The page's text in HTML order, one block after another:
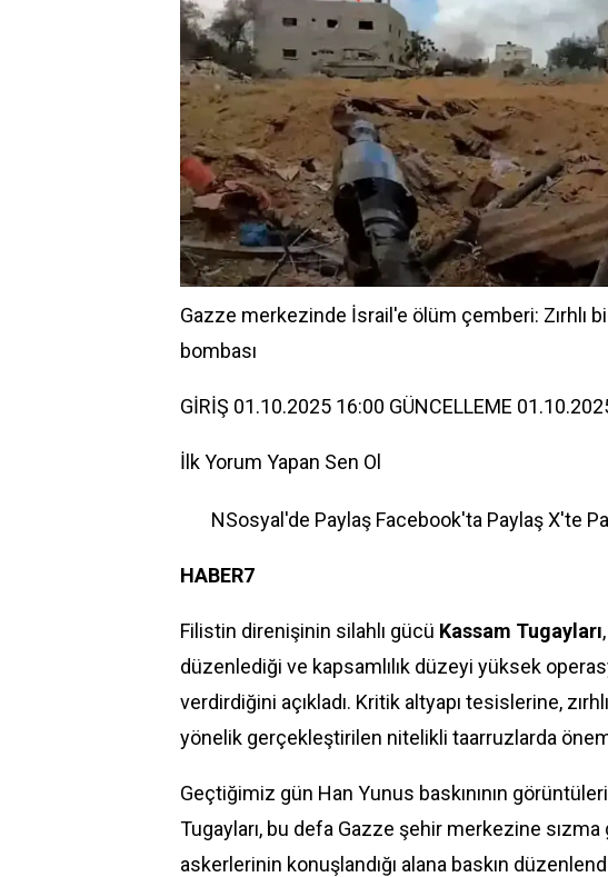
Gazze merkezinde İsrail'e ölüm çemberi: Zırhlı
bombası
GİRİŞ 01.10.2025 16:00 GÜNCELLEME
İlk Yorum Yapan Sen Ol
NSosyal'de Paylaş Facebook'ta PaylaşX'te
HABER7
Filistin direnişinin silahlı gücü Kassam Tugayları
düzenlediği ve kapsamlılık düzeyi yüksek
verdirdiğini açıkladı. Kritik altyapı tesislerine,
yönelik gerçekleştirilen nitelikli taarruzlarda
Geçtiğimiz gün Han Yunus baskınının
Tugayları, bu defa Gazze şehir merkezine
askerlerinin konuşlandığı alana baskın